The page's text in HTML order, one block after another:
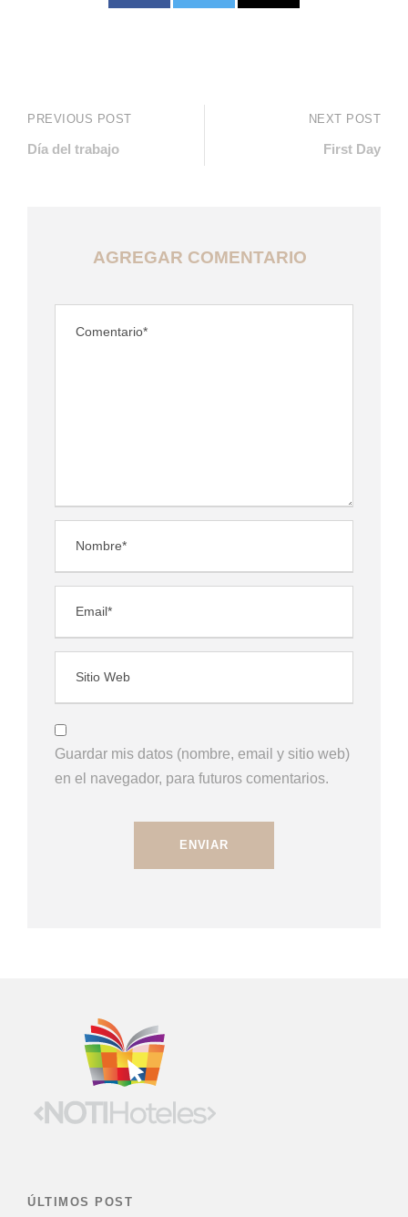
PREVIOUS POST
Día del trabajo
NEXT POST
First Day
AGREGAR COMENTARIO
Guardar mis datos (nombre, email y sitio web)
en el navegador, para futuros comentarios.
ÚLTIMOS POST